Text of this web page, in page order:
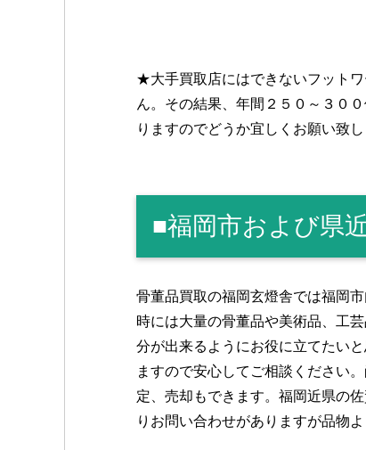
★大手買取店にはできないフット
ん。その結果、年間２５０～３０
りますのでどうか宜しくお願い致し
■福岡市および県
骨董品買取の福岡玄燈舎では福岡
時には大量の骨董品や美術品、工
分が出来るようにお役に立てたい
ますので安心してご相談ください
定、売却もできます。福岡近県の
りお問い合わせがありますが品物